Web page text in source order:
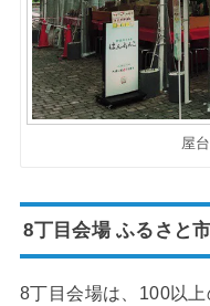
屋
8丁目会場 ふるさと
8丁目会場は、100以上